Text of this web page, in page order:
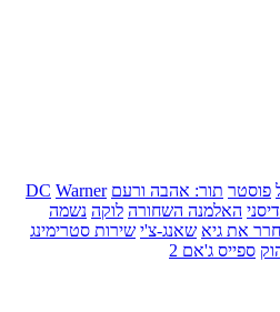
פוסטר תור: אהבה ורעם DC Warner
דיסני האלמנה השחורה לוקה נשמה
את גיא שאנג-צ'י שירות סטרימינג
ספייס ג'אם 2